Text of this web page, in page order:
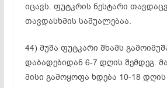
იცავს. ფუტკრის ნესტარი
თავდასხმის საშუალებაა.
44) მუშა ფუტკარი შხამს
დაბადებიდან 6-7 დღის შემდეგ.
მისი გამოყოფა ხდება 10-18 დღის